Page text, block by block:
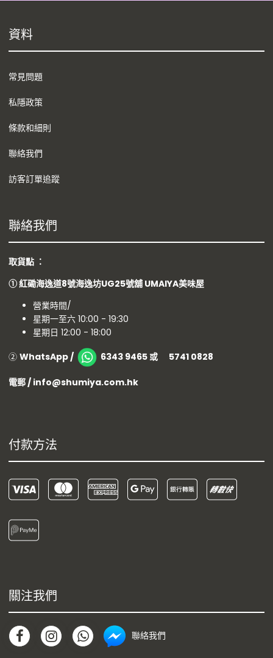
資料
常見問題
私隱政策
條款和細則
聯絡我們
訪客訂單追蹤
聯絡我們
取貨點 ：
①紅磡海逸道8號海逸坊UG25號舖 UMAIYA美味屋
營業時間/
星期一至六 10:00 - 19:30
星期日 12:00 - 18:00
② WhatsApp / 6343 9465 或 5741 0828
電郵 / info@shumiya.com.hk
付款方法
關注我們
聯絡我們